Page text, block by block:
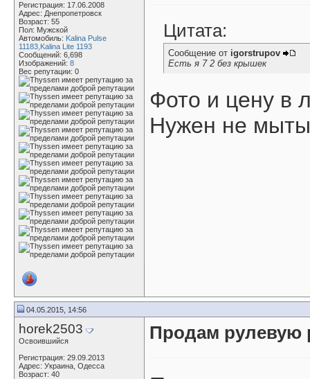
Регистрация: 17.06.2008
Адрес: Днепропетровск
Возраст: 55
Пол: Мужской
Автомобиль: Kalina Pulse
11183,Kalina Lite 1193
Сообщений: 6,698
Изображений: 8
Вес репутации: 0
Цитата:
Сообщение от igorstrupov
Есть я 7 2 без крышек
Фото и цену в
Нужен не
04.05.2015, 14:56
horek2503
Освоившийся
Регистрация: 29.09.2013
Адрес: Украина, Одесса
Возраст: 40
Продам рулевую